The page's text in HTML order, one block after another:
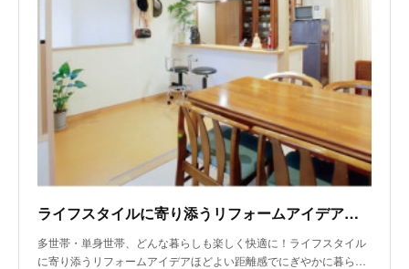
ライフスタイルに寄り添うリフォームアイデア～ほどよい「距離感」を大切にした3階建ての二世帯リフォーム
多世帯・単身世帯、どんな暮らしも楽しく快適に！ライフスタイル
に寄り添うリフォームアイデアほどよい距離感でにぎやかに暮ら…